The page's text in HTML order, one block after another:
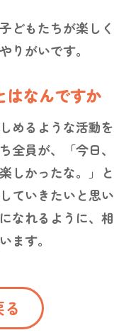
どもたちが楽しく
りがいです。
はなんですか
めるような活動を
全員が、「今日、
しかったな。」と
ていきたいと思い
なれるように、相
ます。